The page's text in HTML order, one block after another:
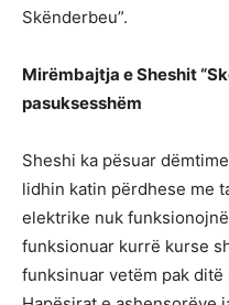
Skënderbeu”.
Mirëmbajtja e Sheshit
pasuksesshëm
Sheshi ka pësuar
lidhin katin përdhese me
elektrike nuk
funksionuar kurrë kurse
funksinuar vetëm pak